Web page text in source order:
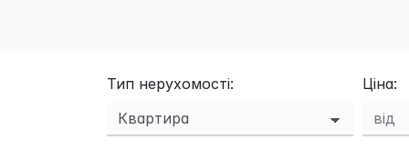
Тип нерухомості: Ціна: